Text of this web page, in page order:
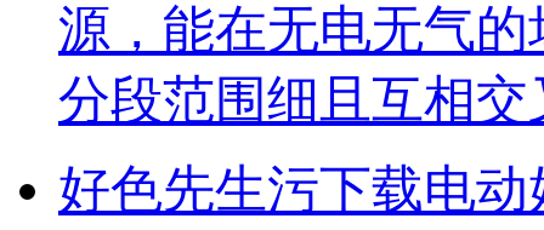
源，能在无电无气的
分段范围细且互相交
好色先生污下载电